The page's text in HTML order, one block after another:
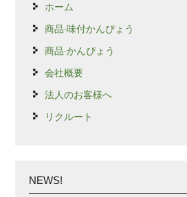
ホーム
商品-味付かんぴょう
商品-かんぴょう
会社概要
法人のお客様へ
リクルート
NEWS!